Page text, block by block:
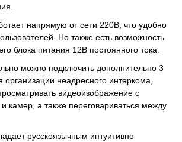
напрямую от сети 220В, что удобно
Но также есть возможность
блока питания 12В постоянного тока.
можно подключить дополнительно 3
организации неадресного интеркома,
видеоизображение с
камер, а также переговариваться между
русскоязычным интуитивно